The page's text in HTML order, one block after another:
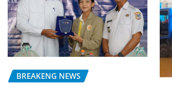
BREAKENG NEWS